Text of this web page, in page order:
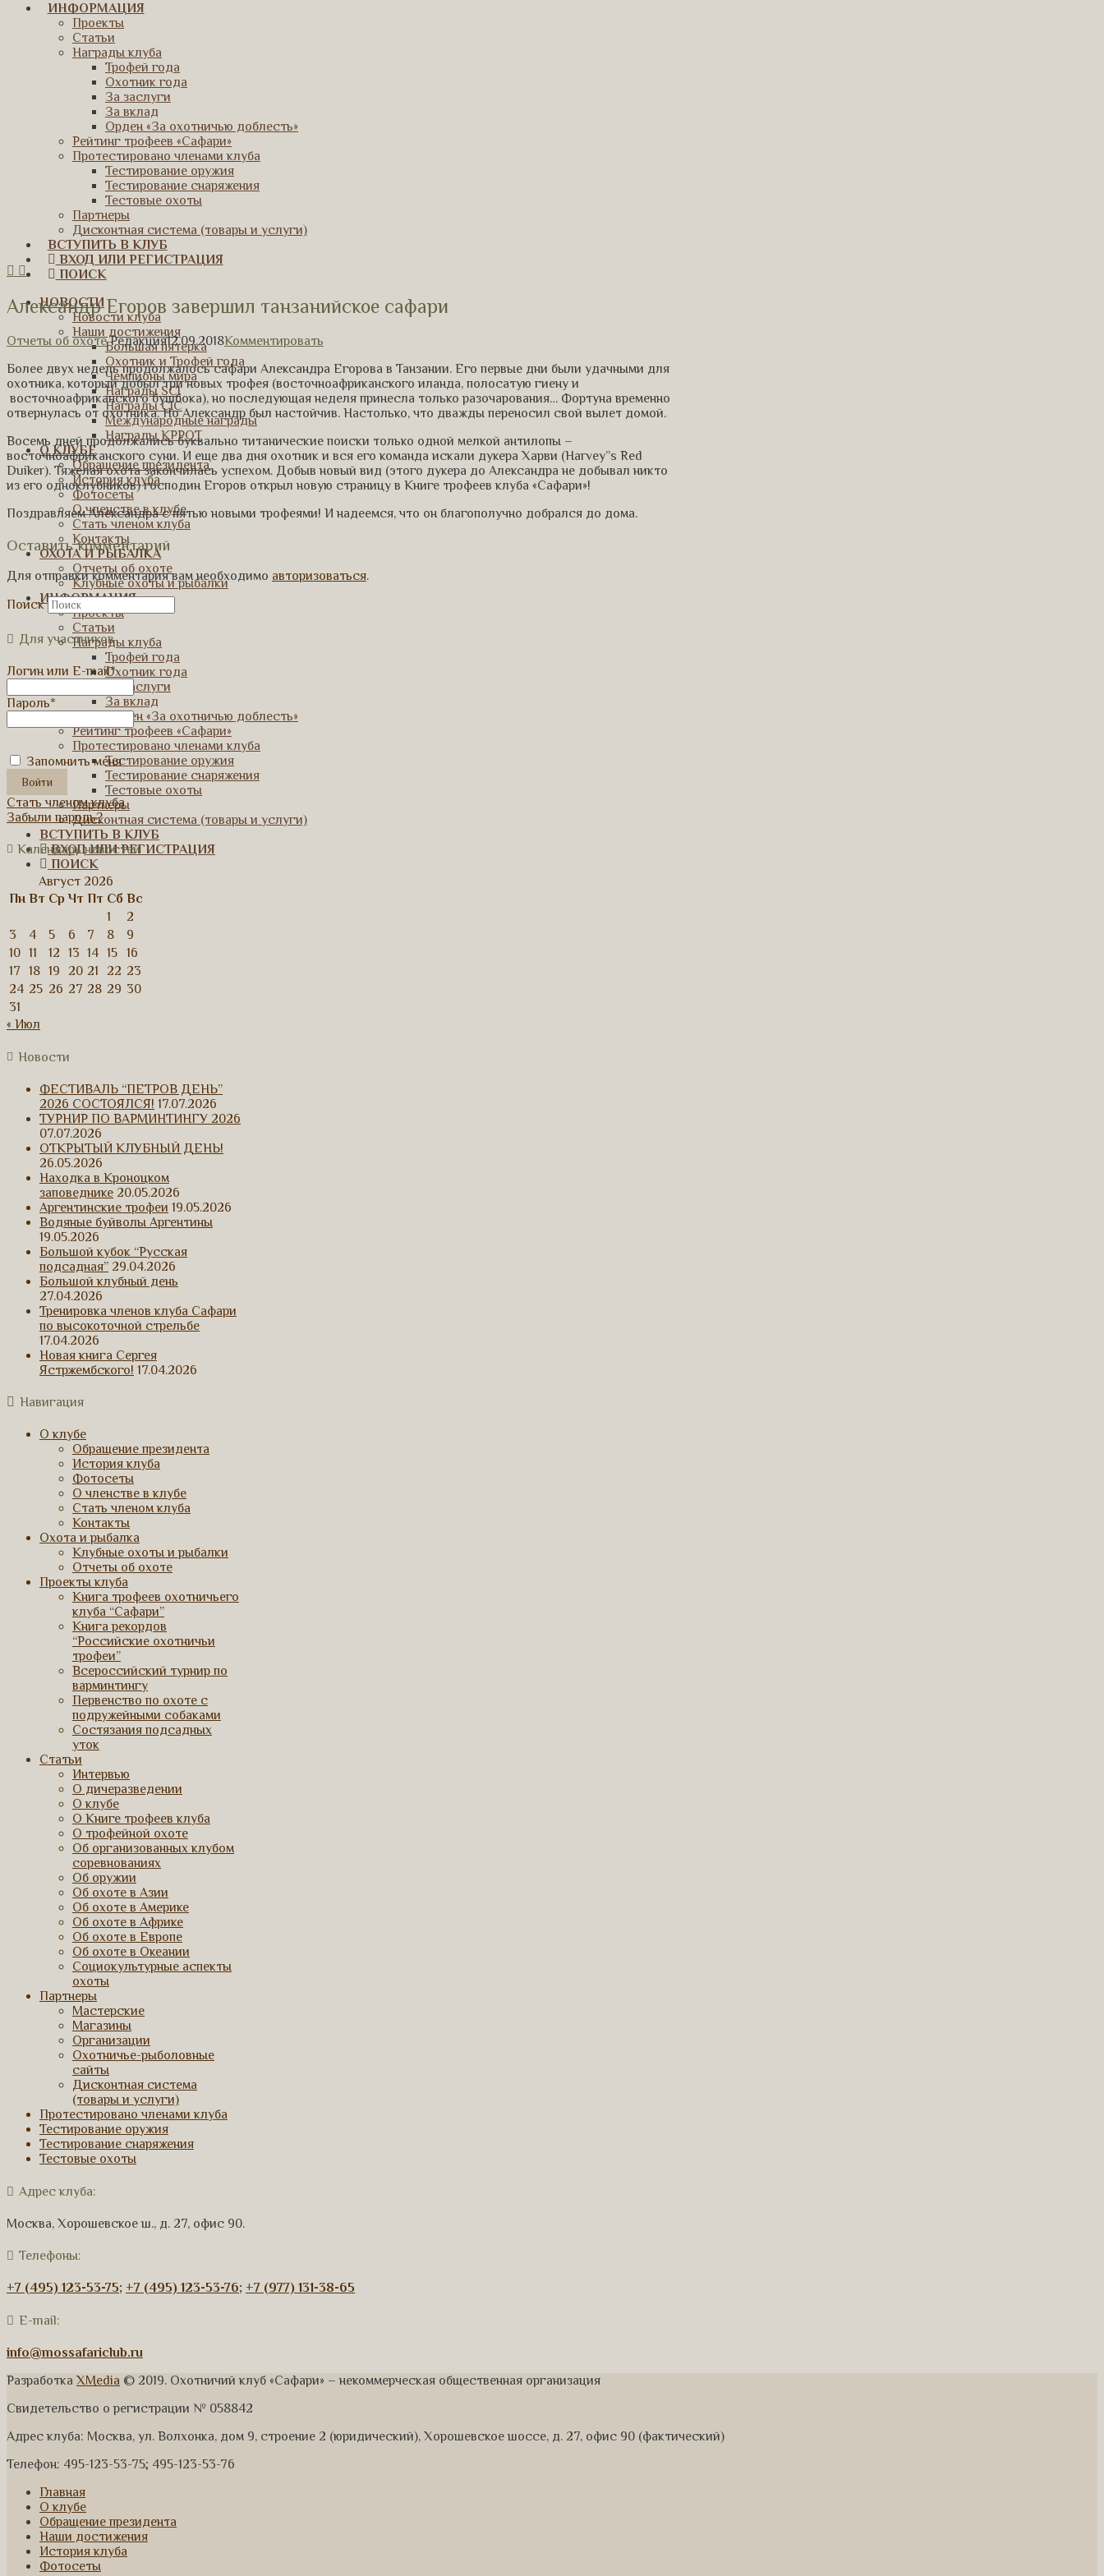
ИНФОРМАЦИЯ
Проекты
Статьи
Награды клуба
Трофей года
Охотник года
За заслуги
За вклад
Орден «За охотничью доблесть»
Рейтинг трофеев «Сафари»
Протестировано членами клуба
Тестирование оружия
Тестирование снаряжения
Тестовые охоты
Партнеры
Дисконтная система (товары и услуги)
ВСТУПИТЬ В КЛУБ
ВХОД ИЛИ РЕГИСТРАЦИЯ
ПОИСК
НОВОСТИ
Новости клуба
Наши достижения
Большая пятерка
Охотник и Трофей года
Чемпионы мира
Награды SCI
Награды CIC
Международные награды
Награды КРРОТ
О КЛУБЕ
Обращение президента
История клуба
Фотосеты
О членстве в клубе
Стать членом клуба
Контакты
ОХОТА И РЫБАЛКА
Отчеты об охоте
Клубные охоты и рыбалки
ИНФОРМАЦИЯ
Проекты
Статьи
Награды клуба
Трофей года
Охотник года
За заслуги
За вклад
Орден «За охотничью доблесть»
Рейтинг трофеев «Сафари»
Протестировано членами клуба
Тестирование оружия
Тестирование снаряжения
Тестовые охоты
Партнеры
Дисконтная система (товары и услуги)
ВСТУПИТЬ В КЛУБ
ВХОД ИЛИ РЕГИСТРАЦИЯ
ПОИСК
Александр Егоров завершил танзанийское сафари
Отчеты об охотеРедакция12.09.2018Комментировать
Более двух недель продолжалось сафари Александра Егорова в Танзании. Его первые дни были удачными для
охотника, который добыл три новых трофея (восточноафриканского иланда, полосатую гиену и
восточноафриканского бушбока), но последующая неделя принесла только разочарования… Фортуна временно
отвернулась от охотника. Но Александр был настойчив. Настолько, что дважды переносил свой вылет домой.
Восемь дней продолжались буквально титанические поиски только одной мелкой антилопы –
восточноафриканского суни. И еще два дня охотник и вся его команда искали дукера Харви (Harvey”s Red
Duiker). Тяжелая охота закончилась успехом. Добыв новый вид (этого дукера до Александра не добывал никто
из его одноклубников) господин Егоров открыл новую страницу в Книге трофеев клуба «Сафари»!
Поздравляем Александра с пятью новыми трофеями! И надеемся, что он благополучно добрался до дома.
Оставить комментарий
Для отправки комментария вам необходимо авторизоваться.
Поиск
Для участников
Логин или E-mail*
Пароль*
Запомнить меня
Стать членом клуба
Забыли пароль?
Календарь новостей
Август 2026
Пн Вт Ср Чт Пт Сб Вс
1
2
3
4 5 6 7 8
9
10 11 12 13 14 15
16
17
18 19 20 21 22 23
24 25 26 27 28 29 30
31
« Июл
Новости
ФЕСТИВАЛЬ “ПЕТРОВ ДЕНЬ”
2026 СОСТОЯЛСЯ! 17.07.2026
ТУРНИР ПО ВАРМИНТИНГУ 2026
07.07.2026
ОТКРЫТЫЙ КЛУБНЫЙ ДЕНЬ!
26.05.2026
Находка в Кроноцком
заповеднике 20.05.2026
Аргентинские трофеи 19.05.2026
Водяные буйволы Аргентины
19.05.2026
Большой кубок “Русская
подсадная” 29.04.2026
Большой клубный день
27.04.2026
Тренировка членов клуба Сафари
по высокоточной стрельбе
17.04.2026
Новая книга Сергея
Ястржембского! 17.04.2026
Навигация
О клубе
Обращение президента
История клуба
Фотосеты
О членстве в клубе
Стать членом клуба
Контакты
Охота и рыбалка
Клубные охоты и рыбалки
Отчеты об охоте
Проекты клуба
Книга трофеев охотничьего
клуба “Сафари”
Книга рекордов
“Российские охотничьи
трофеи”
Всероссийский турнир по
варминтингу
Первенство по охоте с
подружейными собаками
Состязания подсадных
уток
Статьи
Интервью
О дичеразведении
О клубе
О Книге трофеев клуба
О трофейной охоте
Об организованных клубом
соревнованиях
Об оружии
Об охоте в Азии
Об охоте в Америке
Об охоте в Африке
Об охоте в Европе
Об охоте в Океании
Социокультурные аспекты
охоты
Партнеры
Мастерские
Магазины
Организации
Охотничье-рыболовные
сайты
Дисконтная система
(товары и услуги)
Протестировано членами клуба
Тестирование оружия
Тестирование снаряжения
Тестовые охоты
Адрес клуба:
Москва, Хорошевское ш., д. 27, офис 90.
Телефоны:
+7 (495) 123-53-75; +7 (495) 123-53-76; +7 (977) 131-38-65
E-mail:
info@mossafariclub.ru
Разработка XMedia © 2019. Охотничий клуб «Сафари» – некоммерческая общественная организация
Свидетельство о регистрации № 058842
Адрес клуба: Москва, ул. Волхонка, дом 9, строение 2 (юридический), Хорошевское шоссе, д. 27, офис 90 (фактический)
Телефон: 495-123-53-75; 495-123-53-76
Главная
О клубе
Обращение президента
Наши достижения
История клуба
Фотосеты